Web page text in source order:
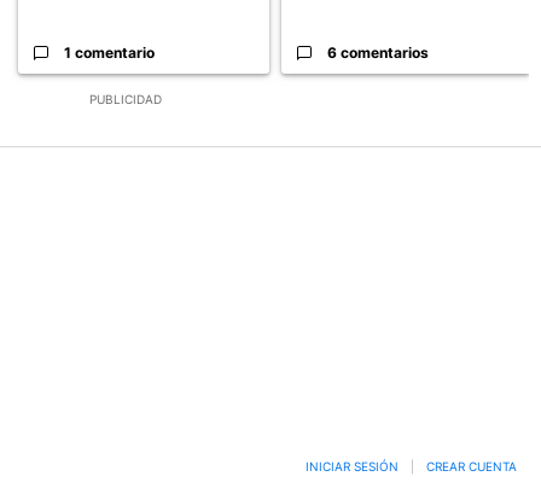
PUBLICIDAD
1 comentario 6 comentarios
INICIAR SESIÓN CREAR CUENTA